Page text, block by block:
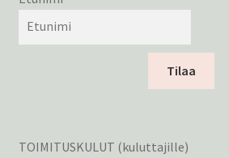
Tilaa
TOIMITUSKULUT (kuluttajille)